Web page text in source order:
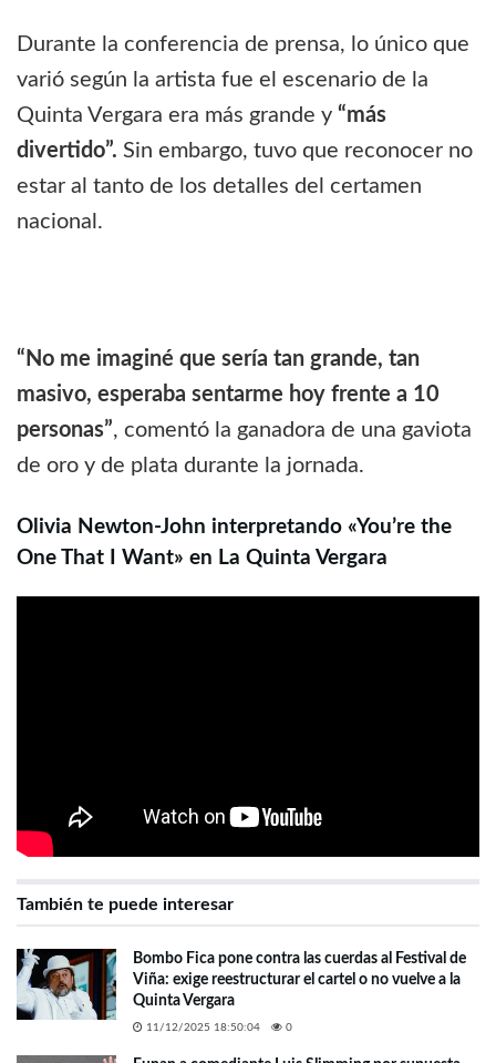
Durante la conferencia de prensa, lo único que
varió según la artista fue el escenario de la
Quinta Vergara era más grande y “más
divertido”. Sin embargo, tuvo que reconocer no
estar al tanto de los detalles del certamen
nacional.
“No me imaginé que sería tan grande, tan
masivo, esperaba sentarme hoy frente a 10
personas”, comentó la ganadora de una gaviota
de oro y de plata durante la jornada.
Olivia Newton-John interpretando «You’re the
One That I Want» en La Quinta Vergara
También te puede interesar
Bombo Fica pone contra las cuerdas al Festival de
Viña: exige reestructurar el cartel o no vuelve a la
Quinta Vergara
11/12/2025 18:50:04 0